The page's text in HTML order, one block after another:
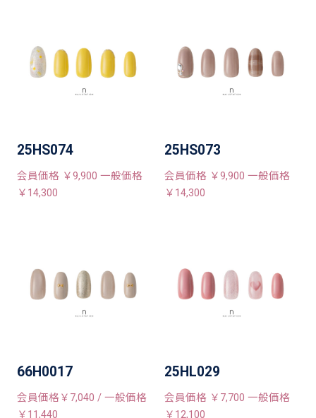
25HS074
会員価格 ￥9,900 一般価格
￥14,300
25HS073
会員価格 ￥9,900 一般価格
￥14,300
66H0017
会員価格￥7,040 / 一般価格
￥11,440
25HL029
会員価格 ￥7,700 一般価格
￥12,100